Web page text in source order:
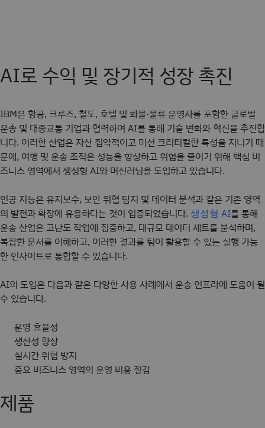
AI로 수익 및 장기적 성장 촉진
IBM은 항공, 크루즈, 철도, 호텔 및 화물·물류 운영사를 포함한 글로벌
운송 및 대중교통 기업과 협력하여 AI를 통해 기술 변화와 혁신을 추진합
니다. 이러한 산업은 자산 집약적이고 미션 크리티컬한 특성을 지니기 때
문에, 여행 및 운송 조직은 성능을 향상하고 위험을 줄이기 위해 핵심 비
즈니스 영역에서 생성형 AI와 머신러닝을 도입하고 있습니다.
인공 지능은 유지보수, 보안 위협 탐지 및 데이터 분석과 같은 기존 영역
의 발전과 확장에 유용하다는 것이 입증되었습니다. 생성형 AI를 통해
운송 산업은 고난도 작업에 집중하고, 대규모 데이터 세트를 분석하며,
복잡한 문서를 이해하고, 이러한 결과를 팀이 활용할 수 있는 실행 가능
한 인사이트로 통합할 수 있습니다.
AI의 도입은 다음과 같은 다양한 사용 사례에서 운송 인프라에 도움이 될
수 있습니다.
운영 효율성
생산성 향상
실시간 위험 방지
중요 비즈니스 영역의 운영 비용 절감
제품